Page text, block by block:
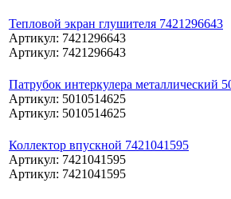
Тепловой экран глушителя 7421296643
Артикул: 7421296643
Артикул: 7421296643
Патрубок интеркулера металлический
Артикул: 5010514625
Артикул: 5010514625
Коллектор впускной 7421041595
Артикул: 7421041595
Артикул: 7421041595